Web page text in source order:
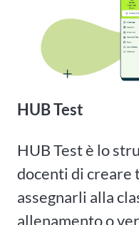
HUB Test
HUB Test è lo
docenti di
assegnarli alla
allenamento o